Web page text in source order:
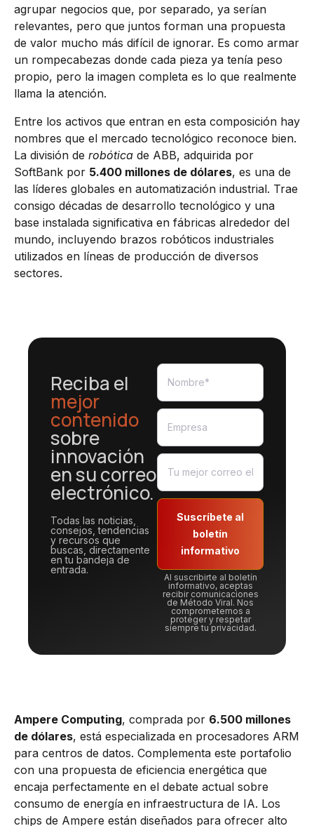
agrupar negocios que, por separado, ya serían
relevantes, pero que juntos forman una propuesta
de valor mucho más difícil de ignorar. Es como armar
un rompecabezas donde cada pieza ya tenía peso
propio, pero la imagen completa es lo que realmente
llama la atención.
Entre los activos que entran en esta composición hay
nombres que el mercado tecnológico reconoce bien.
La división de robótica de ABB, adquirida por
SoftBank por 5.400 millones de dólares, es una de
las líderes globales en automatización industrial. Trae
consigo décadas de desarrollo tecnológico y una
base instalada significativa en fábricas alrededor del
mundo, incluyendo brazos robóticos industriales
utilizados en líneas de producción de diversos
sectores.
Reciba el
mejor
contenido
sobre
innovación
en su correo
electrónico.
Todas las noticias,
consejos, tendencias
y recursos que
buscas, directamente
en tu bandeja de
entrada.
Suscríbete al
boletín
informativo
Al suscribirte al boletín
informativo, aceptas
recibir comunicaciones
de Método Viral. Nos
comprometemos a
proteger y respetar
siempre tu privacidad.
Ampere Computing, comprada por 6.500 millones
de dólares, está especializada en procesadores ARM
para centros de datos. Complementa este portafolio
con una propuesta de eficiencia energética que
encaja perfectamente en el debate actual sobre
consumo de energía en infraestructura de IA. Los
chips de Ampere están diseñados para ofrecer alto